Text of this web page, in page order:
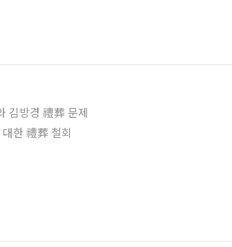
김방경 禮葬 문제
한 禮葬 철회